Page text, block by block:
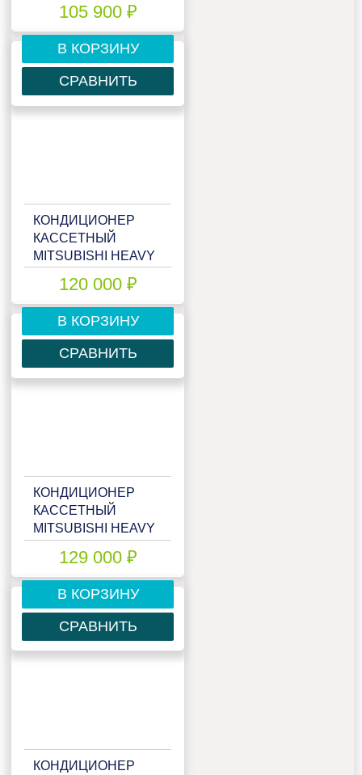
105 900 ₽
В КОРЗИНУ
СРАВНИТЬ
КОНДИЦИОНЕР
КАССЕТНЫЙ
MITSUBISHI HEAVY
120 000 ₽
В КОРЗИНУ
СРАВНИТЬ
КОНДИЦИОНЕР
КАССЕТНЫЙ
MITSUBISHI HEAVY
129 000 ₽
В КОРЗИНУ
СРАВНИТЬ
КОНДИЦИОНЕР